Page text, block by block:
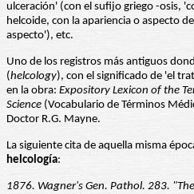
ulceración' (con el sufijo griego -osis,
helcoide, con la apariencia o aspecto
aspecto'), etc.
Uno de los registros más antiguos
(helcology), con el significado de 'el
en la obra: Expository Lexicon of the
Science (Vocabulario de Términos
Doctor R.G. Mayne.
La siguiente cita de aquella misma
helcología:
1876. Wagner's Gen. Pathol. 283.